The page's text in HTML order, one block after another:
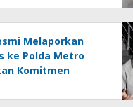
Melaporkan
ke Polda Metro
Komitmen